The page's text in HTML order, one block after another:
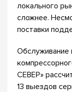
локального
сложнее.
поставки
Обслуживание
СЕВЕР»
13 выездов